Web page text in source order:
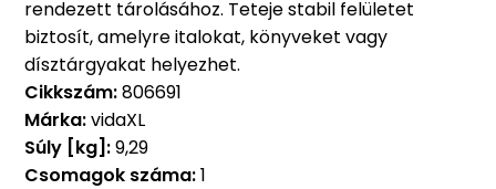
rendezett tárolásához. Teteje stabil felületet
biztosít, amelyre italokat, könyveket vagy
dísztárgyakat helyezhet.
Cikkszám:806691
Márka:vidaXL
Súly [kg]:9,29
Csomagok száma:1